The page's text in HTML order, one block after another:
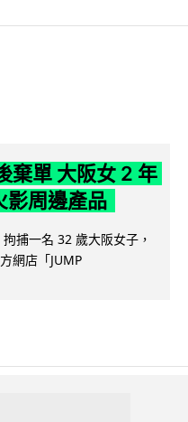
棄單 大阪女 2 年
影周邊產品
捕一名 32 歲大阪女子，
網店「JUMP